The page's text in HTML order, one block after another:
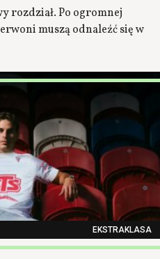
rozdział. Po ogromnej
muszą odnaleźć się w
EKSTRAKLASA